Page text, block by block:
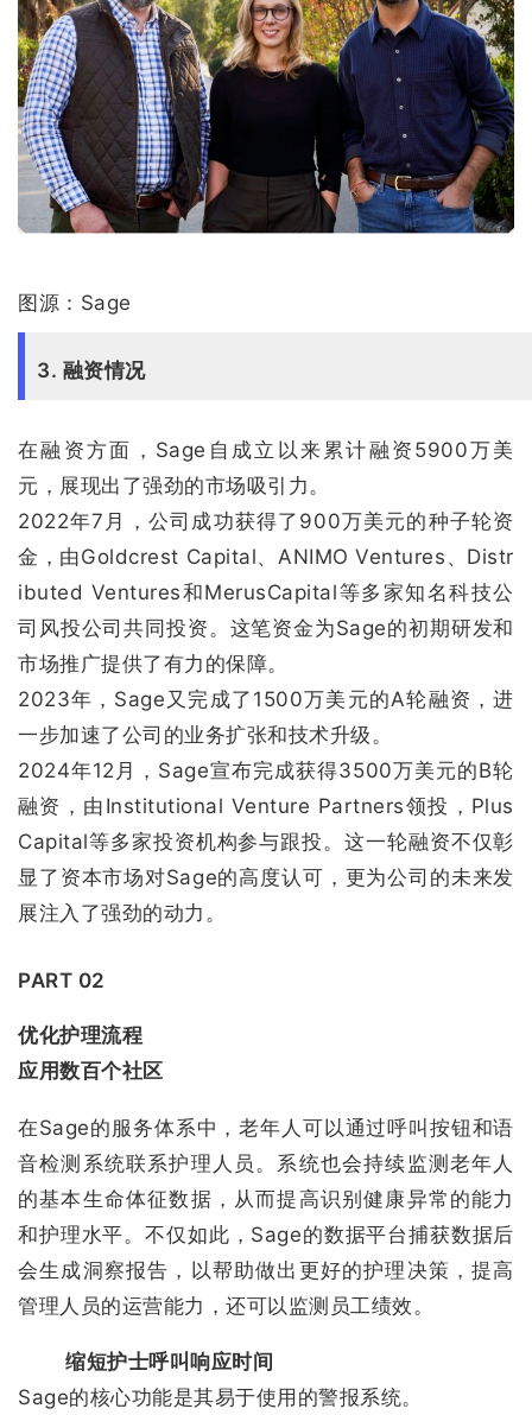
图源：Sage
3. 融资情况
在融资方面，Sage自成立以来累计融资5900万美
元，展现出了强劲的市场吸引力。
2022年7月，公司成功获得了900万美元的种子轮资
金，由Goldcrest Capital、ANIMO Ventures、Distr
ibuted Ventures和MerusCapital等多家知名科技公
司风投公司共同投资。这笔资金为Sage的初期研发和
市场推广提供了有力的保障。
2023年，Sage又完成了1500万美元的A轮融资，进
一步加速了公司的业务扩张和技术升级。
2024年12月，Sage宣布完成获得3500万美元的B轮
融资，由Institutional Venture Partners领投，Plus
Capital等多家投资机构参与跟投。这一轮融资不仅彰
显了资本市场对Sage的高度认可，更为公司的未来发
展注入了强劲的动力。
PART 02
优化护理流程
应用数百个社区
在Sage的服务体系中，老年人可以通过呼叫按钮和语
音检测系统联系护理人员。系统也会持续监测老年人
的基本生命体征数据，从而提高识别健康异常的能力
和护理水平。不仅如此，Sage的数据平台捕获数据后
会生成洞察报告，以帮助做出更好的护理决策，提高
管理人员的运营能力，还可以监测员工绩效。
缩短护士呼叫响应时间
Sage的核心功能是其易于使用的警报系统。